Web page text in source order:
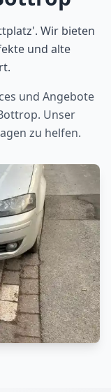
Wir bieten
und alte
und Angebote
. Unser
zu helfen.